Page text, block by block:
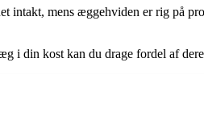
intakt, mens æggehviden er rig på
din kost kan du drage fordel af